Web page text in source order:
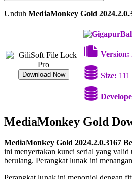
Unduh MediaMonkey Gold
Download Now
Version:
Size:
MediaMonkey Gold
MediaMonkey Gold 2024.2.0.3167
ini menyertakan kunci serial yang valid
berulang. Perangkat lunak ini